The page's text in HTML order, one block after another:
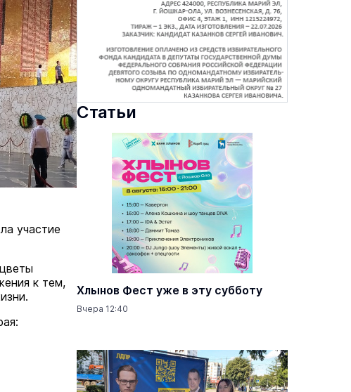
участие
к тем,
Статьи
Хлынов Фест уже в эту субботу
Вчера 12:40